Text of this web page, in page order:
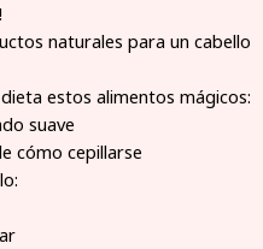
naturales para un cabello
estos alimentos mágicos:
suave
cómo cepillarse